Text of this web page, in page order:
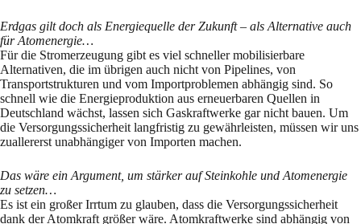
Erdgas gilt doch als Energiequelle der Zukunft – als Alternative auch
für Atomenergie…
Für die Stromerzeugung gibt es viel schneller mobilisierbare
Alternativen, die im übrigen auch nicht von Pipelines, von
Transportstrukturen und vom Importproblemen abhängig sind. So
schnell wie die Energieproduktion aus erneuerbaren Quellen in
Deutschland wächst, lassen sich Gaskraftwerke gar nicht bauen. Um
die Versorgungssicherheit langfristig zu gewährleisten, müssen wir uns
zuallererst unabhängiger von Importen machen.
Das wäre ein Argument, um stärker auf Steinkohle und Atomenergie
zu setzen…
Es ist ein großer Irrtum zu glauben, dass die Versorgungssicherheit
dank der Atomkraft größer wäre. Atomkraftwerke sind abhängig von